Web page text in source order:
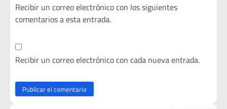
Recibir un correo electrónico con los siguientes
comentarios a esta entrada.
Recibir un correo electrónico con cada nueva entrada.